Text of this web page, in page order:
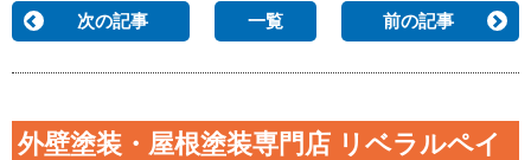
次の記事 一覧 前の記事
外壁塗装・屋根塗装専門店 リベラルペイ